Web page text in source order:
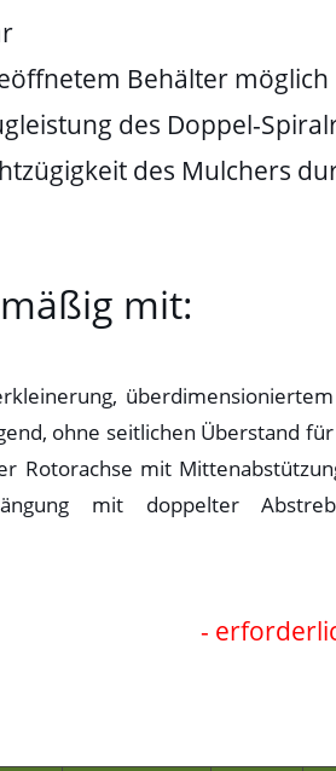
Behälter möglich
des Doppel-
des Mulchers
mit:
ohne seitlichen Überstand
Rotorachse mit
mit doppelter
-